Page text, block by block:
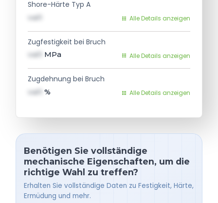
Shore-Härte Typ A
val1 Alle Details anzeigen
Zugfestigkeit bei Bruch
val1 MPa Alle Details anzeigen
Zugdehnung bei Bruch
val1 % Alle Details anzeigen
Benötigen Sie vollständige
mechanische Eigenschaften, um die
richtige Wahl zu treffen?
Erhalten Sie vollständige Daten zu Festigkeit, Härte,
Ermüdung und mehr.